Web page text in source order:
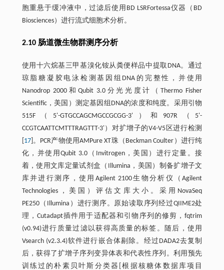
胞重悬于缓冲液中，过滤后使用BD LSRFortessa仪器（BD
Biosciences）进行流式细胞术分析。
2.10 肠道微生物群测序分析
使用十六烷基三甲基溴化铵从粪便样品中提取DNA。通过
琼脂糖凝胶电泳检测基因组DNA的完整性，并使用
Nanodrop 2000和Qubit 3.0分光光度计（Thermo Fisher
Scientific，美国）测定基因组DNA的浓度和纯度。采用引物
515F（5'-GTGCCAGCMGCCGCGG-3'）和907R（5'-
CCGTCAATTCMTTTRAGTTT-3'）对扩增子的V4-V5区进行检测
17]。PCR产物使用AMPure XT珠（Beckman Coulter）进行纯
化，并使用Qubit 3.0（Invitrogen，美国）进行定量。接
着，使用文库定量试剂盒（Illumina，美国）制备扩增子文
库并进行测序，使用Agilent 2100生物分析仪（Agilent
Technologies，美国）评估文库大小。采用NovaSeq
PE250（Illumina）进行测序。原始读取序列经过QIIME2处
理，Cutadapt插件用于适配器和引物序列的修剪，fqtrim
(v0.94)进行质量过滤以获得高质量的标签。随后，使用
Vsearch (v2.3.4)软件进行嵌合体剔除。经过DADA2去复制
后，获得了扩增子序列变异体表和代表性序列。利用预先
训练过的朴素贝叶斯分类器[根据核糖体数据库项目